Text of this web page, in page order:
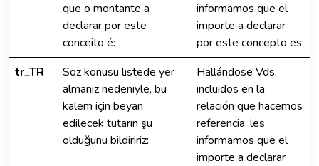
que o montante a
declarar por este
conceito é:
informamos que el
importe a declarar
por este concepto es:
tr_TR
Söz konusu listede yer
almanız nedeniyle, bu
kalem için beyan
edilecek tutarın şu
olduğunu bildiririz:
Hallándose Vds.
incluidos en la
relación que hacemos
referencia, les
informamos que el
importe a declarar